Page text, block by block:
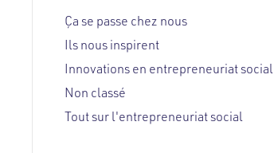
Ça se passe chez nous
Ils nous inspirent
Innovations en entrepreneuriat social
Non classé
Tout sur l'entrepreneuriat social